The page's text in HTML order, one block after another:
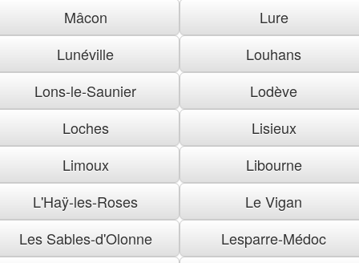
Mâcon
Lure
Lunéville
Louhans
Lons-le-Saunier
Lodève
Loches
Lisieux
Limoux
Libourne
L'Haÿ-les-Roses
Le Vigan
Les Sables-d'Olonne
Lesparre-Médoc